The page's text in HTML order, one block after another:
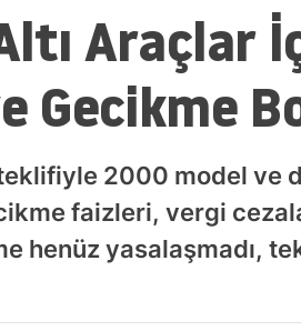
Araçlar
Gecikme
2000 model ve
faizleri, vergi
henüz yasalaşmadı,